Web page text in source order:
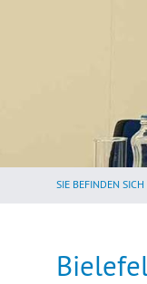
SIE BEFINDEN SICH